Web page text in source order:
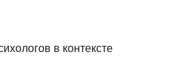
в контексте